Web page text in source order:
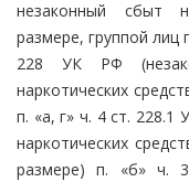
незаконный сбыт
размере, группой лиц
228 УК РФ
наркотических
п. «а, г» ч. 4 ст.
наркотических
размере) п. «б» ч.